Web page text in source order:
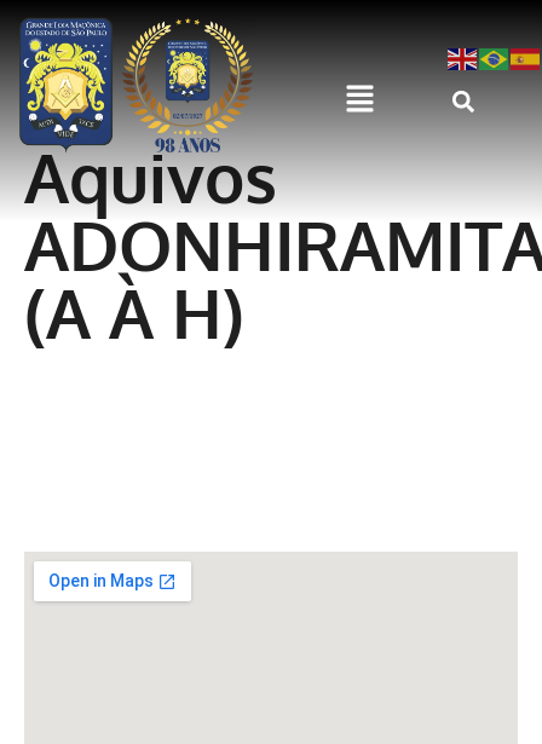
Aquivos
(A À H)